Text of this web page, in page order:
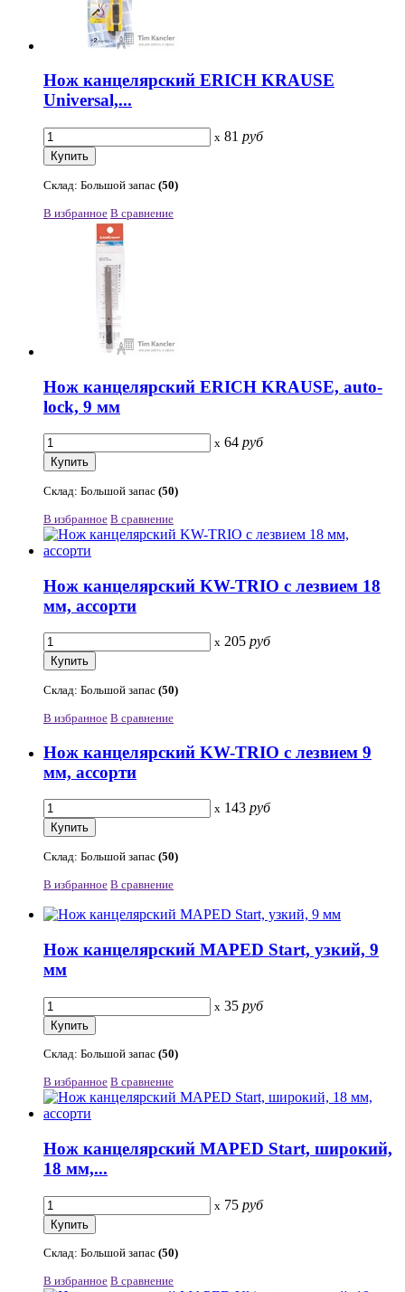
Нож канцелярский ERICH KRAUSE
Universal,...
x 81 руб
Склад: Большой запас (50)
В избранное В сравнение
Нож канцелярский ERICH KRAUSE, auto-
lock, 9 мм
x 64 руб
Склад: Большой запас (50)
В избранное В сравнение
Нож канцелярский KW-TRIO с лезвием 18
мм, ассорти
x 205 руб
Склад: Большой запас (50)
В избранное В сравнение
Нож канцелярский KW-TRIO с лезвием 9
мм, ассорти
x 143 руб
Склад: Большой запас (50)
В избранное В сравнение
Нож канцелярский MAPED Start, узкий, 9
мм
x 35 руб
Склад: Большой запас (50)
В избранное В сравнение
Нож канцелярский MAPED Start, широкий,
18 мм,...
x 75 руб
Склад: Большой запас (50)
В избранное В сравнение